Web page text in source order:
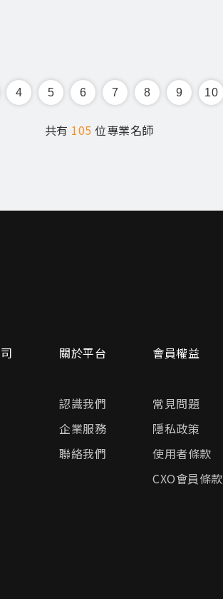
4 5 6 7 8 9 10
共有 105 位專業名師
關於平台
認識我們
企業服務
聯絡我們
會員權益
常見問題
隱私政策
使用者條款
CXO會員條款